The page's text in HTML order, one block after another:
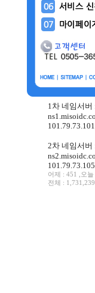
1차 네임서버
101.79.73.101
2차 네임서버
101.79.73.105
어제 : 451 ,오늘
전체 : 1,731,239